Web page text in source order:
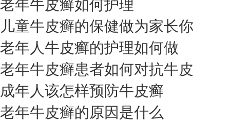
老年牛皮癣如何护理
儿童牛皮癣的保健做为家长你
老年人牛皮癣的护理如何做
老年牛皮癣患者如何对抗牛皮
成年人该怎样预防牛皮癣
老年牛皮癣的原因是什么